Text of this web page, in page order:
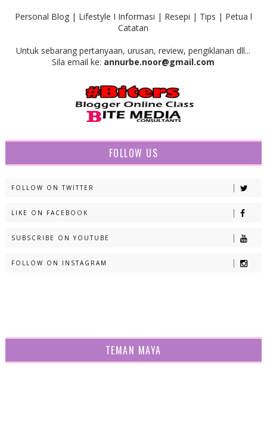
Personal Blog | Lifestyle I Informasi | Resepi | Tips | Petua l
Catatan
Untuk sebarang pertanyaan, urusan, review, pengiklanan dll...
Sila email ke: annurbe.noor@gmail.com
FOLLOW US
FOLLOW ON TWITTER
LIKE ON FACEBOOK
SUBSCRIBE ON YOUTUBE
FOLLOW ON INSTAGRAM
TEMAN MAYA